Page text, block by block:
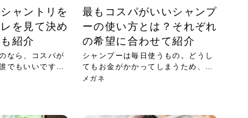
もっと見る
もっと見る
ャントリを
を見て決め
紹介
なら、コスパが
でもいいですよ
最もコスパがいいシャンプ
ーの使い方とは？それぞれ
の希望に合わせて紹介
シャンプーは毎日使うもの。どうし
てもお金がかかってしまうため、少
しで...
メガネ